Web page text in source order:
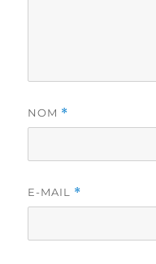
NOM *
E-MAIL *